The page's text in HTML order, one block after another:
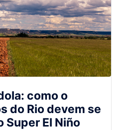
como o
do Rio devem se
Super El Niño